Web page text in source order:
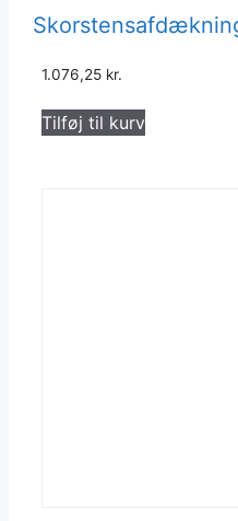
1.076,25 kr.
Tilføj til kurv